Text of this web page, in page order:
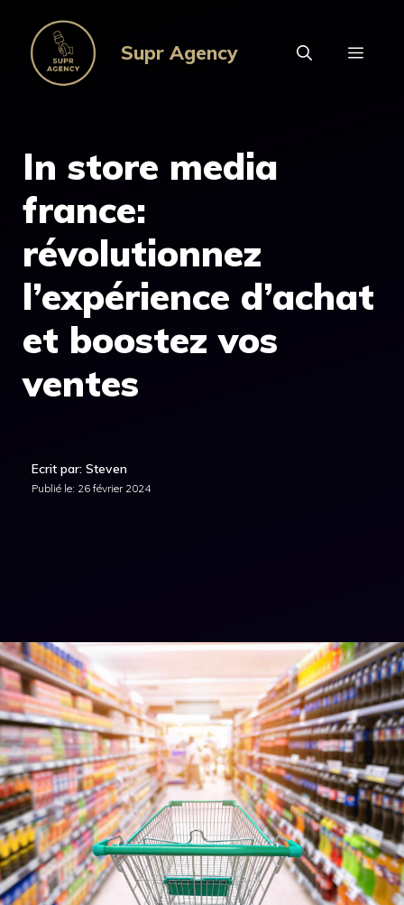
contenu
Supr Agency
In store media
france:
révolutionnez
l’expérience d’achat
et boostez vos
ventes
Ecrit par: Steven
Publié le: 26 février 2024